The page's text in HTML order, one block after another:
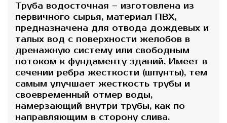
Труба водосточная – изготовлена ​​из
первичного сырья, материал ПВХ,
предназначена для отвода дождевых и
талых вод с поверхности желобов в
дренажную систему или свободным
потоком к фундаменту зданий. Имеет в
сечении ребра жесткости (шпунты), тем
самым улучшает жесткость трубы и
своевременный отмер воды,
намерзающий внутри трубы, как по
направляющим в сторону слива.